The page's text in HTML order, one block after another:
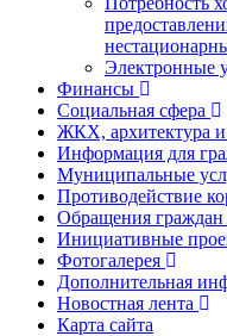
Электронные
Финансы
Социальная сфера
ЖКХ, архитектура и
Информация для
Муниципальные
Противодействие
Обращения граждан
Инициативные
Фотогалерея
Дополнительная
Новостная лента
Карта сайта